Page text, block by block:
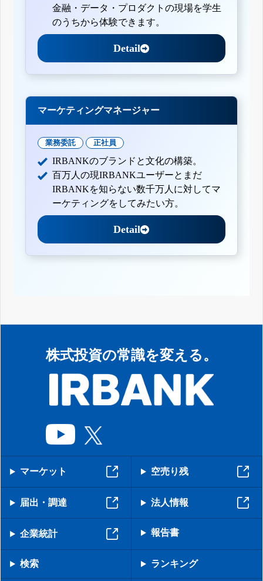
金融・データ・プロダクトの現場を学生
のうちから体験できます。
Detail
マーケティングマネージャー
業務委託 正社員
IRBANKのブランドと文化の構築。
百万人の現IRBANKユーザーとまだ
IRBANKを知らない数千万人に対してマ
ーケティングをしてみたい方。
Detail
株式投資の常識を変える。
マーケット 空売り残
届出・調達 法人情報
企業統計 報告書
検索 ランキング